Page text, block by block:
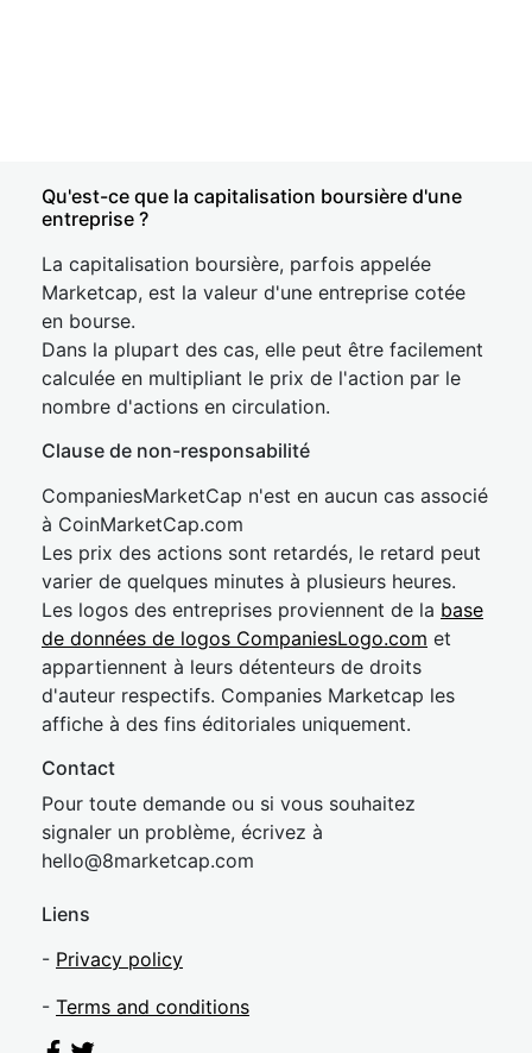
Qu'est-ce que la capitalisation boursière d'une
entreprise ?
La capitalisation boursière, parfois appelée
Marketcap, est la valeur d'une entreprise cotée
en bourse.
Dans la plupart des cas, elle peut être facilement
calculée en multipliant le prix de l'action par le
nombre d'actions en circulation.
Clause de non-responsabilité
CompaniesMarketCap n'est en aucun cas associé
à CoinMarketCap.com
Les prix des actions sont retardés, le retard peut
varier de quelques minutes à plusieurs heures.
Les logos des entreprises proviennent de la base
de données de logos CompaniesLogo.com et
appartiennent à leurs détenteurs de droits
d'auteur respectifs. Companies Marketcap les
affiche à des fins éditoriales uniquement.
Contact
Pour toute demande ou si vous souhaitez
signaler un problème, écrivez à
hello@8marketcap.com
Liens
- Privacy policy
- Terms and conditions